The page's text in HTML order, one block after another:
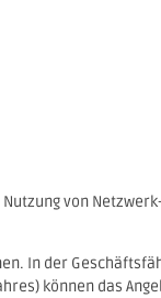
von Netzwerk-
In der
können das